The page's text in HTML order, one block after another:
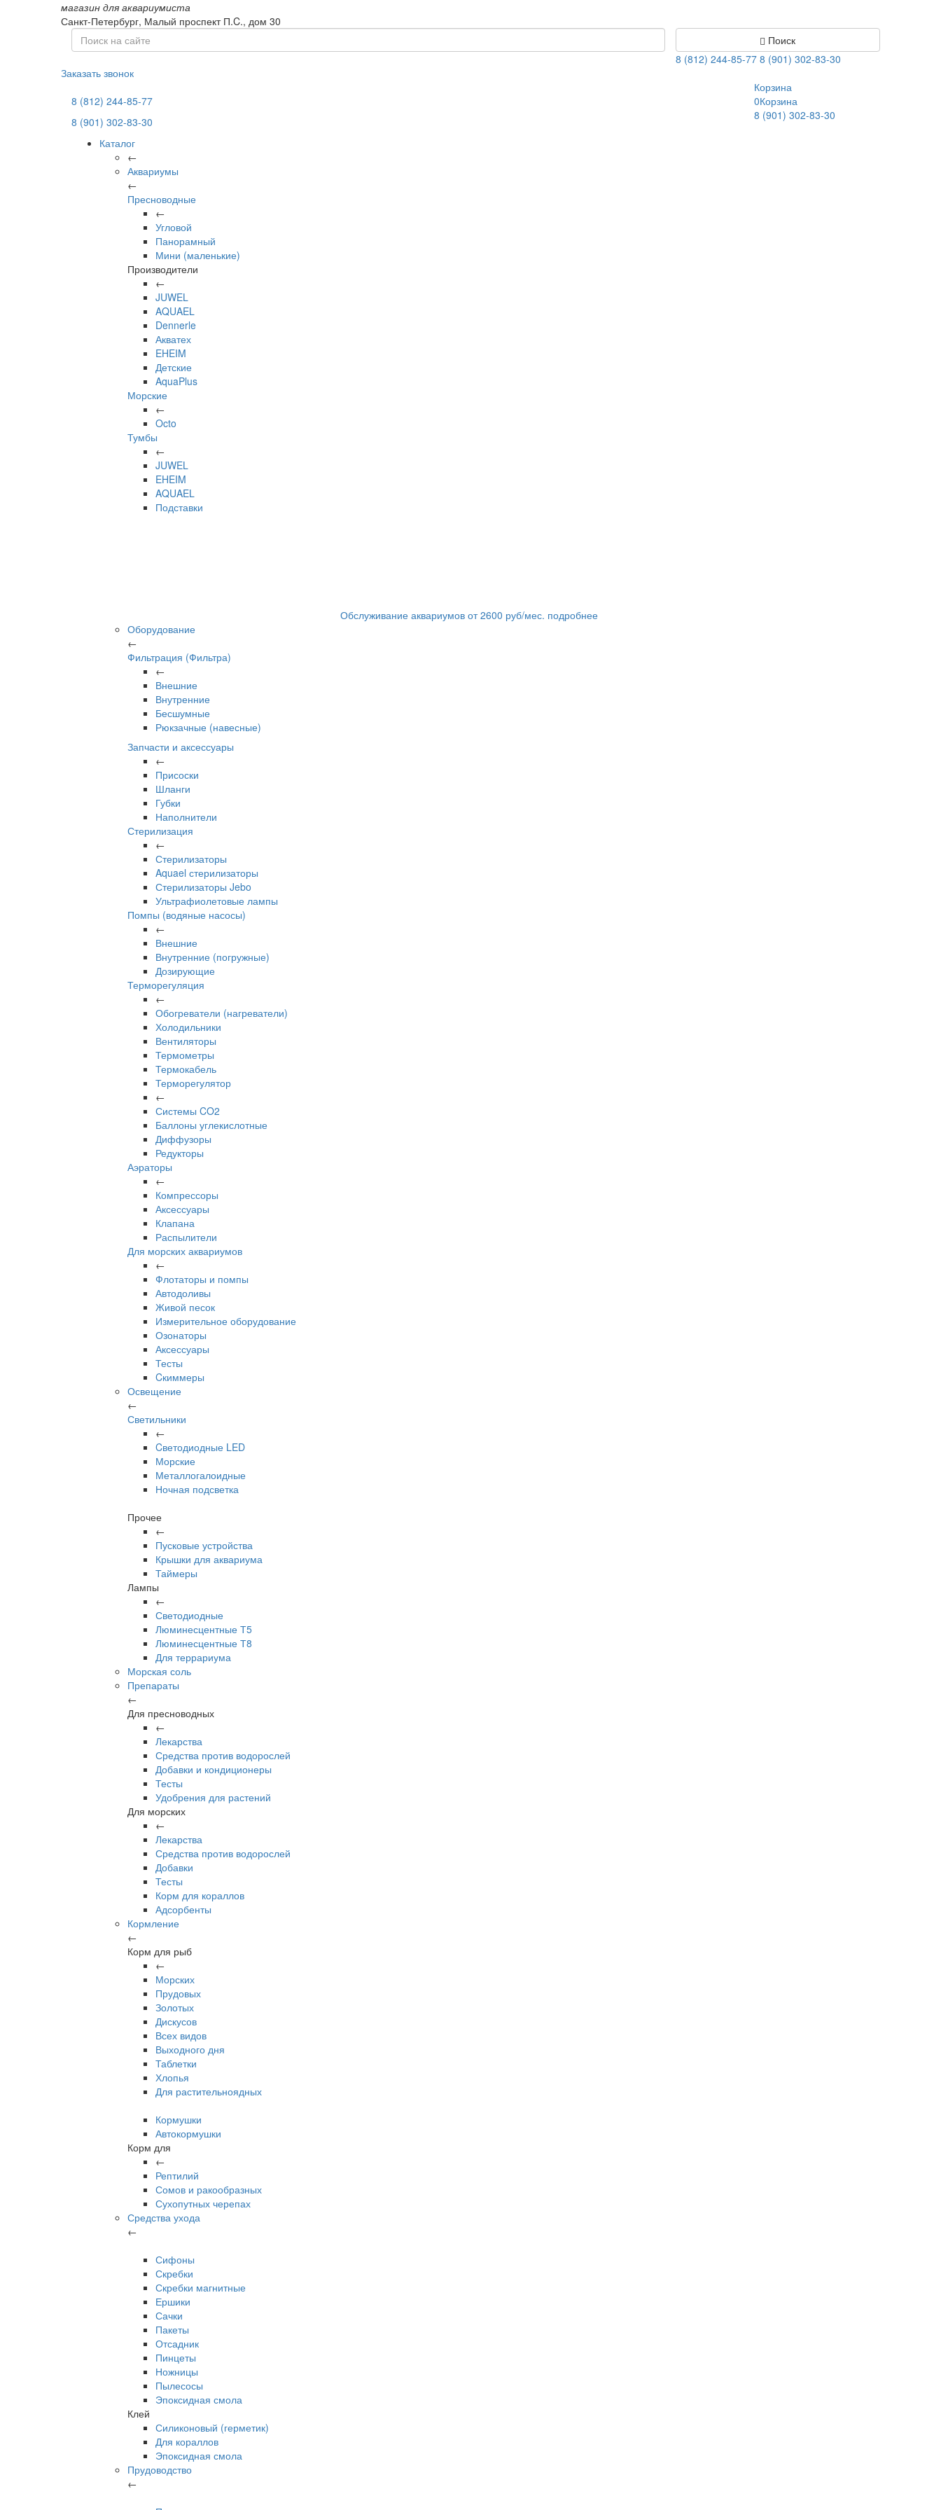
магазин для аквариумиста
Санкт-Петербург, Малый проспект П.C., дом 30
Поиск
8 (812) 244-85-77 8 (901) 302-83-30
Заказать звонок
8 (812) 244-85-77
8 (901) 302-83-30
Каталог
←
Аквариумы
←
Пресноводные
←
Угловой
Панорамный
Мини (маленькие)
Производители
←
JUWEL
AQUAEL
Dennerle
Акватех
EHEIM
Детские
AquaPlus
Морские
←
Octo
Тумбы
←
JUWEL
EHEIM
AQUAEL
Подставки
Обслуживание аквариумов от2600 руб/мес. подробнее
Оборудование
←
Фильтрация (Фильтра)
←
Внешние
Внутренние
Бесшумные
Рюкзачные (навесные)
Запчасти и аксессуары
←
Присоски
Шланги
Губки
Наполнители
Стерилизация
←
Стерилизаторы
Aquael стерилизаторы
Стерилизаторы Jebo
Ультрафиолетовые лампы
Помпы (водяные насосы)
←
Внешние
Внутренние (погружные)
Дозирующие
Терморегуляция
←
Обогреватели (нагреватели)
Холодильники
Вентиляторы
Термометры
Термокабель
Терморегулятор
←
Системы CO2
Баллоны углекислотные
Диффузоры
Редукторы
Аэраторы
←
Компрессоры
Аксессуары
Клапана
Распылители
Для морских аквариумов
←
Флотаторы и помпы
Автодоливы
Живой песок
Измерительное оборудование
Озонаторы
Аксессуары
Тесты
Cкиммеры
Освещение
←
Светильники
←
Cветодиодные LED
Морские
Металлогалоидные
Ночная подсветка
Прочее
←
Пусковые устройства
Крышки для аквариума
Таймеры
Лампы
←
Светодиодные
Люминесцентные Т5
Люминесцентные Т8
Для террариума
Морская соль
Препараты
←
Для пресноводных
←
Лекарства
Средства против водорослей
Добавки и кондиционеры
Тесты
Удобрения для растений
Для морских
←
Лекарства
Средства против водорослей
Добавки
Тесты
Корм для кораллов
Адсорбенты
Кормление
←
Корм для рыб
←
Морских
Прудовых
Золотых
Дискусов
Всех видов
Выходного дня
Таблетки
Хлопья
Для растительноядных
Кормушки
Автокормушки
Корм для
←
Рептилий
Сомов и ракообразных
Сухопутных черепах
Средства ухода
←
Сифоны
Скребки
Скребки магнитные
Ершики
Сачки
Пакеты
Отсадник
Пинцеты
Ножницы
Пылесосы
Эпоксидная смола
Клей
Силиконовый (герметик)
Для кораллов
Эпоксидная смола
Прудоводство
←
Корзина
0Корзина
8 (901) 302-83-30